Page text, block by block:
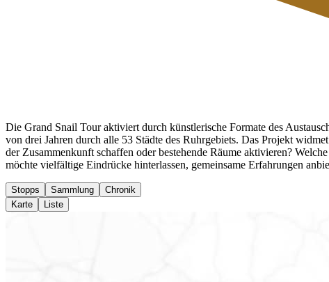
Die Grand Snail Tour aktiviert durch künstlerische Formate des
von drei Jahren durch alle 53 Städte des Ruhrgebiets. Das Projekt
der Zusammenkunft schaffen oder bestehende Räume aktivieren?
möchte vielfältige Eindrücke hinterlassen, gemeinsame Erfahrungen
Stopps Sammlung
Chronik
Karte
Liste